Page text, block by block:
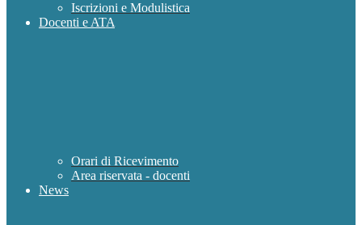
Iscrizioni e Modulistica
Docenti e ATA
Orari di Ricevimento
Area riservata - docenti
News